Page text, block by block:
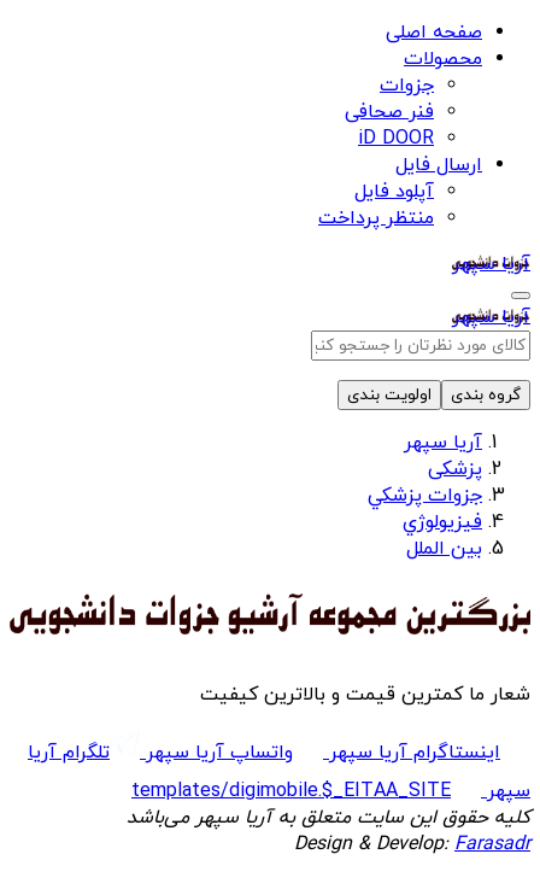
صفحه اصلی
محصولات
جزوات
فنر صحافی
iD DOOR
ارسال فایل
آپلود فایل
منتظر پرداخت
آریا سپهر
آریا سپهر
گروه بندی اولویت بندی
آریا سپهر
پزشکی
جزوات پزشكي
فيزيولوژي
بین الملل
شعار ما کمترین قیمت و بالاترین کیفیت
اینستاگرام آریا سپهر واتساپ آریا سپهر
تلگرام آریا
سپهر
templates/digimobile.$_EITAA_SITE
کلیه حقوق این سایت متعلق به آریا سپهر می‌باشد
Design & Develop:Farasadr